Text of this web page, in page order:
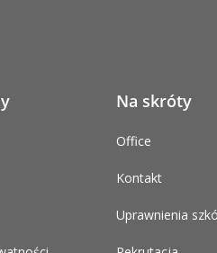
Na skróty
Office
Kontakt
Uprawnienia